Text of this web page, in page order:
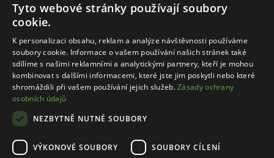
Společnost Wojas
Rady
Tyto webové stránky používají soubory
cookie.
K personalizaci obsahu, reklam a analýze návštěvnosti používáme
soubory cookie. Informace o vašem používání našich stránek také
sdílíme s našimi reklamními a analytickými partnery, kteří je mohou
kombinovat s dalšími informacemi, které jste jim poskytli nebo které
shromáždili při vašem používání jejich služeb.Zásady ochrany
osobních údajů
NEZBYTNĚ NUTNÉ SOUBORY
VÝKONOVÉ SOUBORY SOUBORY CÍLENÍ